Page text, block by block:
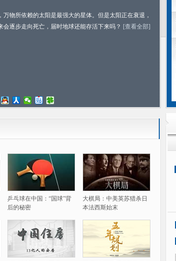
万物所依赖的太阳是最强大的星体。但是太阳正在衰退，
会逐步走向死亡，届时地球还能存活下来吗？ [查看全部]
乒乓球在中国：“国球”背
后的秘密
大棋局：中美英苏猎杀日
本法西斯始末